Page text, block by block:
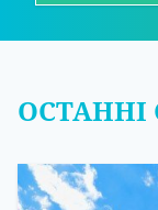
ОСТАННІ